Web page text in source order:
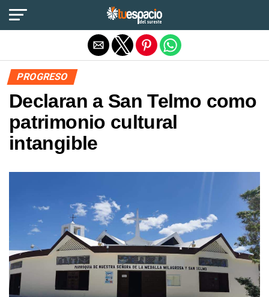
PROGRESO
Declaran a San Telmo como
patrimonio cultural
intangible
Salir de la versión móvil